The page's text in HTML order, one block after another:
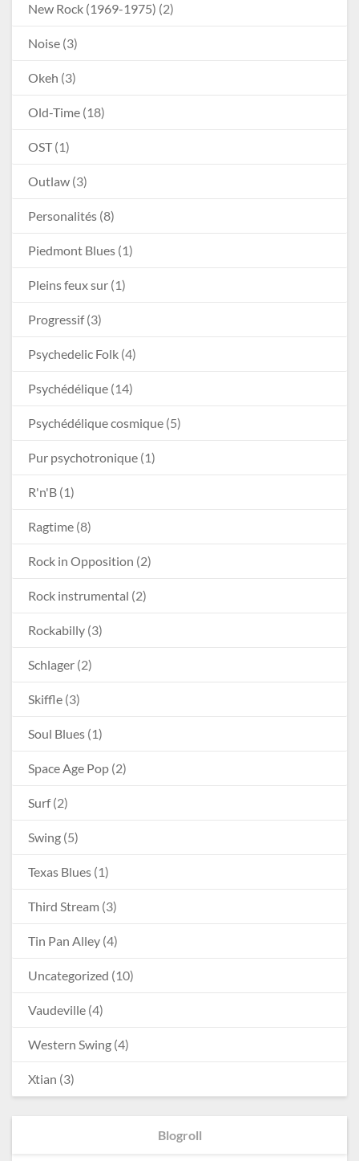
New Rock (1969-1975) (2)
Noise (3)
Okeh (3)
Old-Time (18)
OST(1)
Outlaw (3)
Personalités (8)
Piedmont Blues (1)
Pleins feux sur (1)
Progressif(3)
Psychedelic Folk (4)
Psychédélique (14)
Psychédélique cosmique (5)
Pur psychotronique (1)
R'n'B (1)
Ragtime (8)
Rock in Opposition (2)
Rock instrumental (2)
Rockabilly (3)
Schlager (2)
Skiffle (3)
Soul Blues (1)
Space Age Pop (2)
Surf(2)
Swing (5)
Texas Blues (1)
Third Stream (3)
Tin Pan Alley (4)
Uncategorized (10)
Vaudeville (4)
Western Swing (4)
Xtian (3)
Blogroll